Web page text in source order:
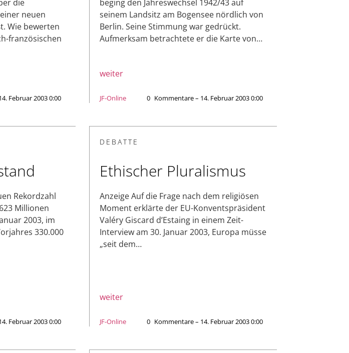
die
neuen
Wie bewerten
französischen
Februar 2003 0:00
beging den Jahreswechsel 1942/43 auf
seinem Landsitz am Bogensee nördlich von
Berlin. Seine Stimmung war gedrückt.
Aufmerksam betrachtete er die Karte von…
weiter
JF-Online 0 Kommentare – 14. Februar 2003 0:00
Rekordzahl
Millionen
2003, im
330.000
Februar 2003 0:00
DEBATTE
Ethischer Pluralismus
Anzeige Auf die Frage nach dem religiösen
Moment erklärte der EU-Konventspräsident
Valéry Giscard d’Estaing in einem Zeit-
Interview am 30. Januar 2003, Europa müsse
„seit dem…
weiter
JF-Online 0 Kommentare – 14. Februar 2003 0:00